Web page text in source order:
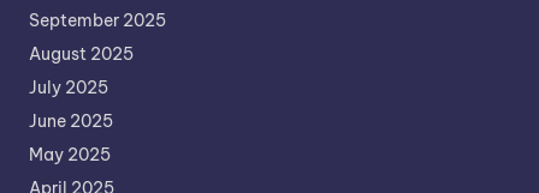
September 2025
August 2025
July 2025
June 2025
May 2025
April 2025